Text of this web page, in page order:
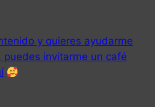
y quieres ayudarme
puedes invitarme un café